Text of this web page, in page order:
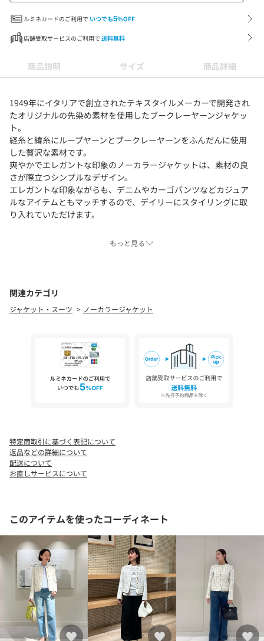
ルミネカードのご利用で いつでも5%OFF
店舗受取サービスのご利用で 送料無料
商品説明 サイズ 商品詳細
1949年にイタリアで創立されたテキスタイルメーカーで開発され
たオリジナルの先染め素材を使用したブークレーヤーンジャケッ
ト。
経糸と緯糸にループヤーンとブークレーヤーンをふんだんに使用
した贅沢な素材です。
爽やかでエレガントな印象のノーカラージャケットは、素材の良
さが際立つシンプルなデザイン。
エレガントな印象ながらも、デニムやカーゴパンツなどカジュア
ルなアイテムともマッチするので、デイリーにスタイリングに取
り入れていただけます。
※商品の色味は、商品単体または素材アップ画像をご確認くださ
店舗にお問い合わせの際は、下記の商品番号をお申し付けくださ
い。
※※大変デリケートな素材です。
素材表面の組織や糸質などから引っ掛けやすい為、やさしいお取
扱いをお願いします。
もっと見る
関連カテゴリ
ジャケット・スーツ ノーカラージャケット
特定商取引に基づく表記について
返品などの詳細について
配送について
お直しサービスについて
このアイテムを使ったコーディネート